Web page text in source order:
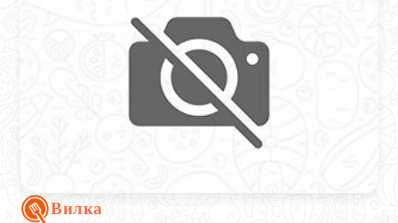
Вилка